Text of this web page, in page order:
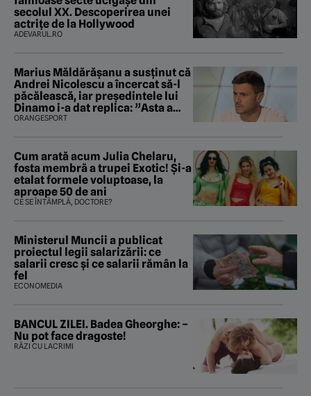
secolul XX. Descoperirea unei
actrițe de la Hollywood
ADEVARUL.RO
Marius Măldărăşanu a susţinut că
Andrei Nicolescu a încercat să-l
păcălească, iar preşedintele lui
Dinamo i-a dat replica: ”Asta a
fost istoria”
ORANGESPORT
Cum arată acum Julia Chelaru,
fosta membră a trupei Exotic! Și-a
etalat formele voluptoase, la
aproape 50 de ani
CE SE ÎNTÂMPLĂ, DOCTORE?
Ministerul Muncii a publicat
proiectul legii salarizării: ce
salarii cresc și ce salarii rămân la
fel
ECONOMEDIA
BANCUL ZILEI. Badea Gheorghe: –
Nu pot face dragoste!
RÂZI CU LACRIMI